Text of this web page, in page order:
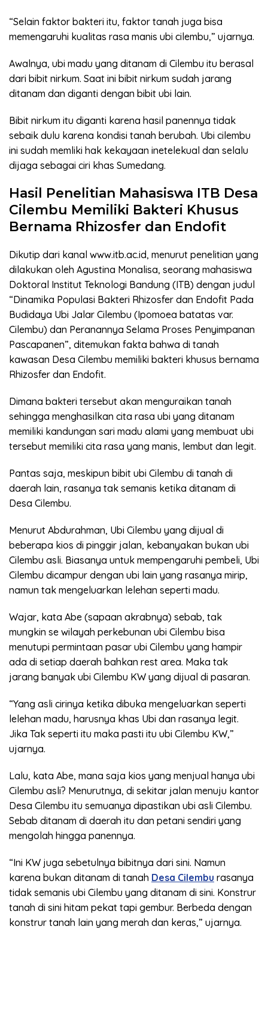
“Selain faktor bakteri itu, faktor tanah juga bisa
memengaruhi kualitas rasa manis ubi cilembu,” ujarnya.
Awalnya, ubi madu yang ditanam di Cilembu itu berasal
dari bibit nirkum. Saat ini bibit nirkum sudah jarang
ditanam dan diganti dengan bibit ubi lain.
Bibit nirkum itu diganti karena hasil panennya tidak
sebaik dulu karena kondisi tanah berubah. Ubi cilembu
ini sudah memliki hak kekayaan inetelekual dan selalu
dijaga sebagai ciri khas Sumedang.
Hasil Penelitian Mahasiswa ITB Desa
Cilembu Memiliki Bakteri Khusus
Bernama Rhizosfer dan Endofit
Dikutip dari kanal www.itb.ac.id, menurut penelitian yang
dilakukan oleh Agustina Monalisa, seorang mahasiswa
Doktoral Institut Teknologi Bandung (ITB) dengan judul
“Dinamika Populasi Bakteri Rhizosfer dan Endofit Pada
Budidaya Ubi Jalar Cilembu (Ipomoea batatas var.
Cilembu) dan Peranannya Selama Proses Penyimpanan
Pascapanen”, ditemukan fakta bahwa di tanah
kawasan Desa Cilembu memiliki bakteri khusus bernama
Rhizosfer dan Endofit.
Dimana bakteri tersebut akan menguraikan tanah
sehingga menghasilkan cita rasa ubi yang ditanam
memiliki kandungan sari madu alami yang membuat ubi
tersebut memiliki cita rasa yang manis, lembut dan legit.
Pantas saja, meskipun bibit ubi Cilembu di tanah di
daerah lain, rasanya tak semanis ketika ditanam di
Desa Cilembu.
Menurut Abdurahman, Ubi Cilembu yang dijual di
beberapa kios di pinggir jalan, kebanyakan bukan ubi
Cilembu asli. Biasanya untuk mempengaruhi pembeli, Ubi
Cilembu dicampur dengan ubi lain yang rasanya mirip,
namun tak mengeluarkan lelehan seperti madu.
Wajar, kata Abe (sapaan akrabnya) sebab, tak
mungkin se wilayah perkebunan ubi Cilembu bisa
menutupi permintaan pasar ubi Cilembu yang hampir
ada di setiap daerah bahkan rest area. Maka tak
jarang banyak ubi Cilembu KW yang dijual di pasaran.
“Yang asli cirinya ketika dibuka mengeluarkan seperti
lelehan madu, harusnya khas Ubi dan rasanya legit.
Jika Tak seperti itu maka pasti itu ubi Cilembu KW,”
ujarnya.
Lalu, kata Abe, mana saja kios yang menjual hanya ubi
Cilembu asli? Menurutnya, di sekitar jalan menuju kantor
Desa Cilembu itu semuanya dipastikan ubi asli Cilembu.
Sebab ditanam di daerah itu dan petani sendiri yang
mengolah hingga panennya.
“Ini KW juga sebetulnya bibitnya dari sini. Namun
karena bukan ditanam di tanah Desa Cilembu rasanya
tidak semanis ubi Cilembu yang ditanam di sini. Konstrur
tanah di sini hitam pekat tapi gembur. Berbeda dengan
konstrur tanah lain yang merah dan keras,” ujarnya.